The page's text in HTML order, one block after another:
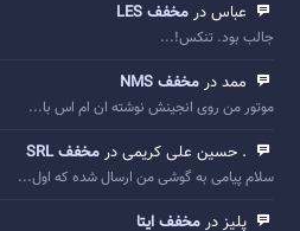
عباس در مخفف LES
جالب بود. تنکس!...
ممد در مخفف NMS
موتور من روی انجینش نوشته ان ام اس با...
. حسین علی کریمی در مخفف SRL
سلام پیامی به گوشی من ارسال شده که اول...
پلیز در مخفف ایتا